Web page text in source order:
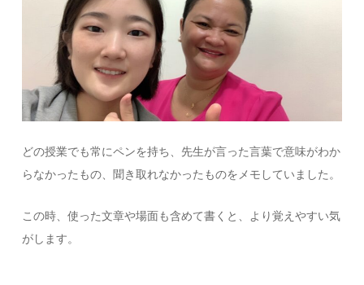
どの授業でも常にペンを持ち、先生が言った言葉で意味がわか
らなかったもの、聞き取れなかったものをメモしていました。
この時、使った文章や場面も含めて書くと、より覚えやすい気
がします。